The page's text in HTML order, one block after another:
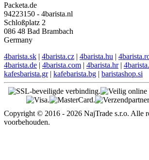
Packeta.de
94223150 - 4barista.nl
Schloßplatz 2
086 48 Bad Brambach
Germany
4barista.sk | 4barista.cz | 4barista.hu |
4barista.de | 4barista.com | 4barista.hr|
kafesbarista.gr| kafebarista.bg | baristashop.si
Copyright © 2016 - 2026 NajTrade s.r.o. Alle
voorbehouden.